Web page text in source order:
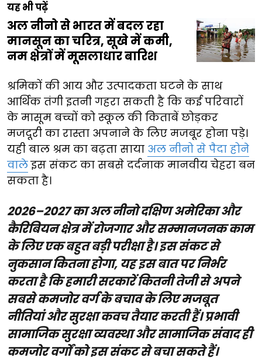
यह भी पढ़ें
अल नीनो से भारत में बदल रहा
मानसून का चरित्र, सूखे में कमी,
नम क्षेत्रों में मूसलाधार बारिश
श्रमिकों की आय और उत्पादकता घटने के साथ
आर्थिक तंगी इतनी गहरा सकती है कि कई परिवारों
के मासूम बच्चों को स्कूल की किताबें छोड़कर
मजदूरी का रास्ता अपनाने के लिए मजबूर होना पड़े।
यही बाल श्रम का बढ़ता साया अल नीनो से पैदा होने
वालेइस संकट का सबसे दर्दनाक मानवीय चेहरा बन
सकता है।
2026–2027 का अल नीनो दक्षिण अमेरिका और
कैरिबियन क्षेत्र में रोजगार और सम्मानजनक काम
के लिए एक बहुत बड़ी परीक्षा है। इस संकट से
नुकसान कितना होगा, यह इस बात पर निर्भर
करता है कि हमारी सरकारें कितनी तेजी से अपने
सबसे कमजोर वर्ग के बचाव के लिए मजबूत
नीतियां और सुरक्षा कवच तैयार करती हैं। प्रभावी
सामाजिक सुरक्षा व्यवस्था और सामाजिक संवाद ही
कमजोर वर्गों को इस संकट से बचा सकते हैं।